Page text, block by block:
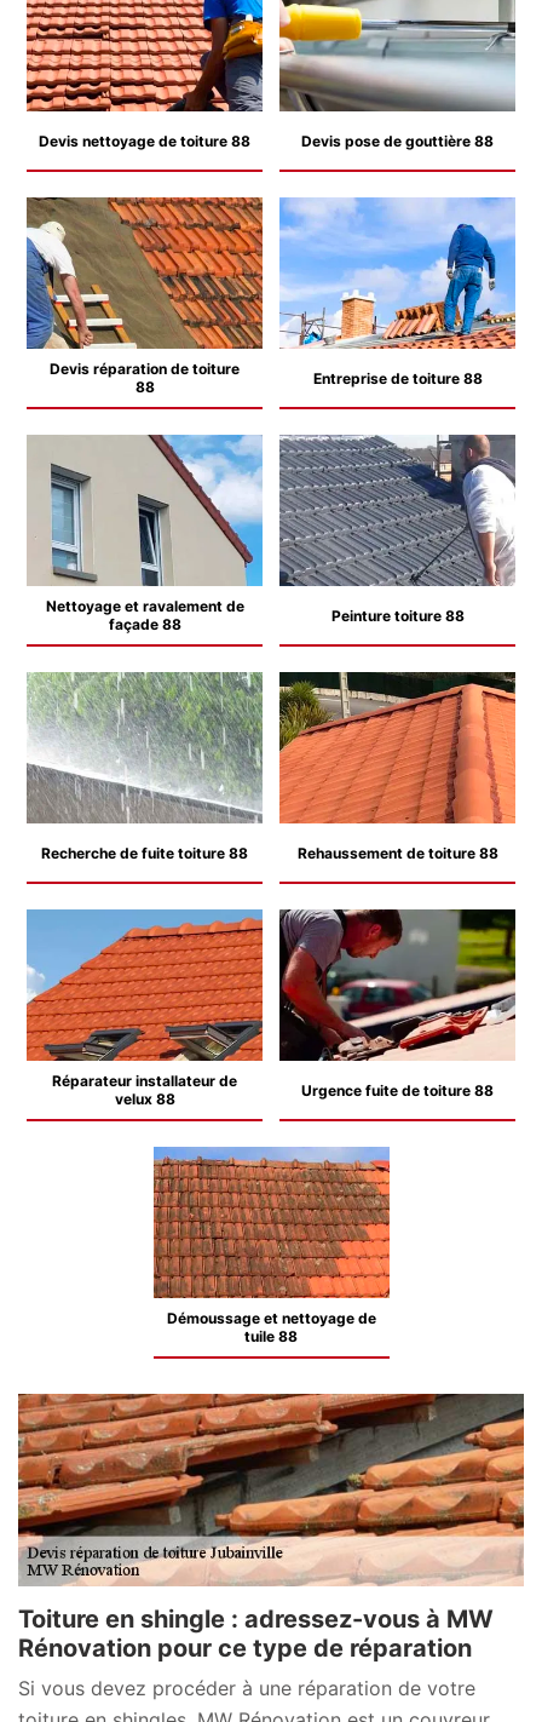
Devis nettoyage de toiture 88 Devis pose de gouttière 88
Devis réparation de toiture
88
Entreprise de toiture 88
Nettoyage et ravalement de
façade 88
Peinture toiture 88
Recherche de fuite toiture 88 Rehaussement de toiture 88
Réparateur installateur de
velux 88
Urgence fuite de toiture 88
Démoussage et nettoyage de
tuile 88
Toiture en shingle : adressez-vous à MW
Rénovation pour ce type de réparation
Si vous devez procéder à une réparation de votre